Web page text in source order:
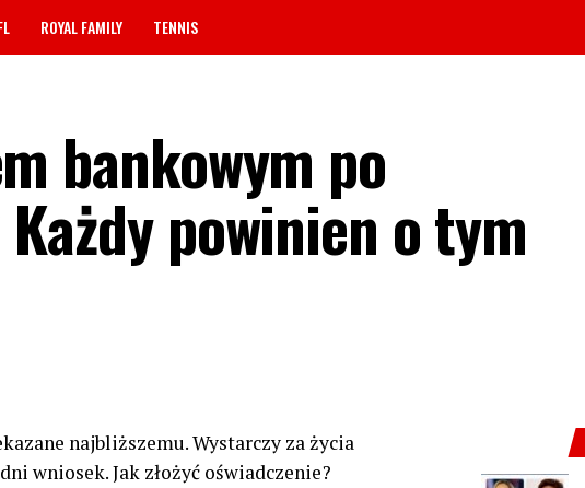
ROYAL FAMILY TENNIS
bankowym po
powinien o tym
najbliższemu. Wystarczy za życia
wniosek. Jak złożyć oświadczenie?